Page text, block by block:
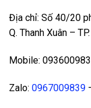
Địa chỉ: Số 40/20
Q. Thanh Xuân –
Mobile:
Zalo: 0967009839